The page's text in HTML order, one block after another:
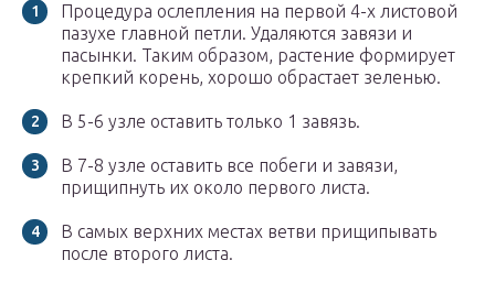
Процедура ослепления на первой 4-х листовой
пазухе главной петли. Удаляются завязи и
пасынки. Таким образом, растение формирует
крепкий корень, хорошо обрастает зеленью.
В 5-6 узле оставить только 1 завязь.
В 7-8 узле оставить все побеги и завязи,
прищипнуть их около первого листа.
В самых верхних местах ветви прищипывать
после второго листа.